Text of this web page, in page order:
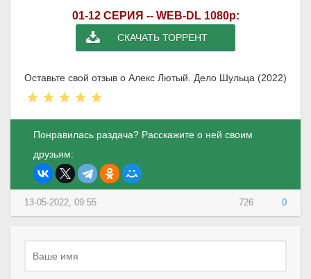
01-12 СЕРИЯ -- WEB-DL 1080p:
СКАЧАТЬ ТОРРЕНТ
Оставьте свой отзыв о Алекс Лютый. Дело Шульца (2022)
Понравилась раздача? Расскажите о ней своим
друзьям:
726 0
13-05-2022, 09:55